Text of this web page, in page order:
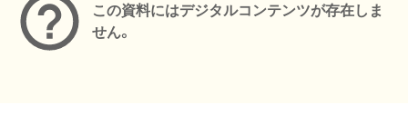
この資料にはデジタルコンテンツが存在しま
せん。